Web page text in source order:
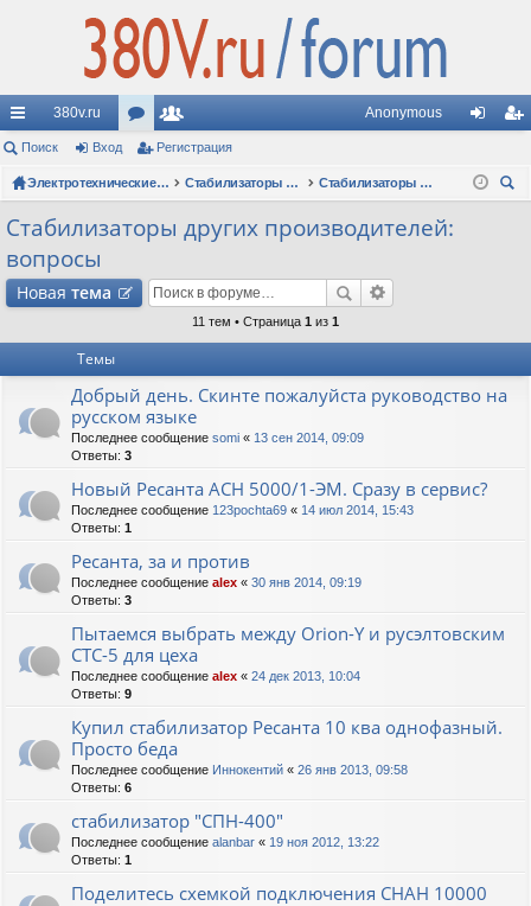
с
ы
лк
и
380v.ru
ор
ум
ол
ьз
ел
Anonymous
д ис
Поиск Вход Регистрация
Электротехнические форумы Стабилизаторы напряжения
Стабилизаторы других производителей: вопросы
Стабилизаторы других производителей:
вопросы
Новая тема
11 тем • Страница 1 из 1
Темы
Добрый день. Скинте пожалуйста руководство на
русском языке
Последнее сообщение somi « 13 сен 2014, 09:09
Ответы: 3
Новый Ресанта АСН 5000/1-ЭМ. Сразу в сервис?
Последнее сообщение 123pochta69 « 14 июл 2014, 15:43
Ответы: 1
Ресанта, за и против
Последнее сообщение alex « 30 янв 2014, 09:19
Ответы: 3
Пытаемся выбрать между Orion-Y и русэлтовским
СТС-5 для цеха
Последнее сообщение alex « 24 дек 2013, 10:04
Ответы: 9
Купил стабилизатор Ресанта 10 ква однофазный.
Просто беда
Последнее сообщение Иннокентий « 26 янв 2013, 09:58
Ответы: 6
стабилизатор "СПН-400"
Последнее сообщение alanbar « 19 ноя 2012, 13:22
Ответы: 1
Поделитесь схемкой подключения СНАН 10000